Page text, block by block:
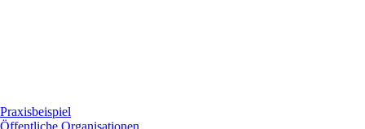
Praxisbeispiel
Öffentliche Organisationen